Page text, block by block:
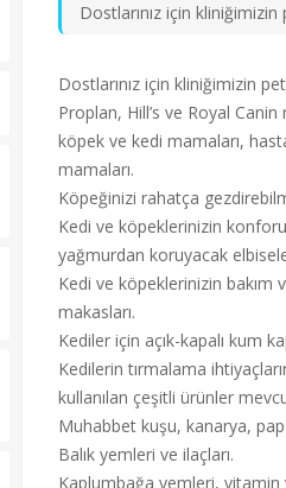
Dostlarınız için
Dostlarınız için kliniğimizin
Proplan, Hill’s ve Royal
köpek ve kedi mamaları,
mamaları.
Köpeğinizi rahatça
Kedi ve köpeklerinizin
yağmurdan koruyacak
Kedi ve köpeklerinizin bakım
makasları.
Kediler için açık-kapalı kum
Kedilerin tırmalama
kullanılan çeşitli ürünler
Muhabbet kuşu, kanarya,
Balık yemleri ve ilaçları.
Kaplumbağa yemleri, vitamin